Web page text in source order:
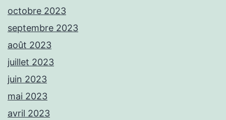
octobre 2023
septembre 2023
août 2023
juillet 2023
juin 2023
mai 2023
avril 2023